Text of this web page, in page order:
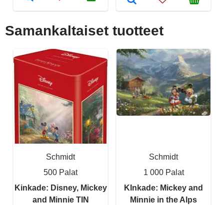
Samankaltaiset tuotteet
Schmidt
500 Palat
Kinkade: Disney, Mickey
and Minnie TIN
Schmidt
1 000 Palat
KInkade: Mickey and
Minnie in the Alps